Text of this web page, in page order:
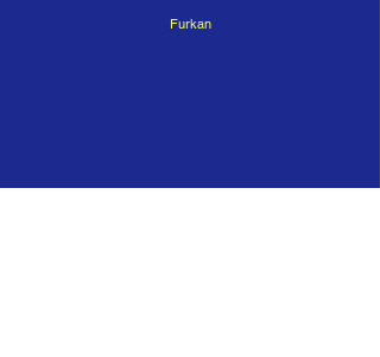
Furkan